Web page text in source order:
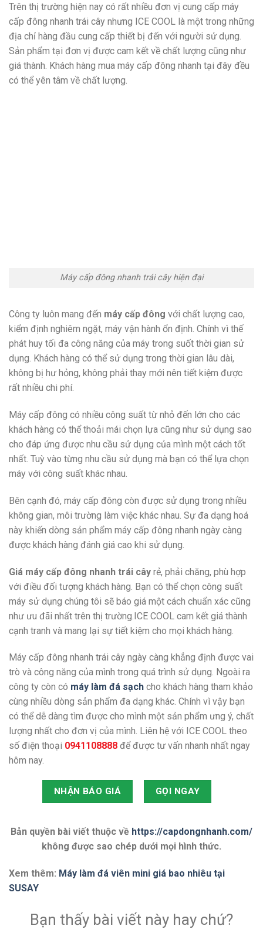
Trên thị trường hiện nay có rất nhiều đơn vị cung cấp máy
cấp đông nhanh trái cây nhưng ICE COOL là một trong những
địa chỉ hàng đầu cung cấp thiết bị đến với người sử dụng.
Sản phẩm tại đơn vị được cam kết về chất lượng cũng như
giá thành. Khách hàng mua máy cấp đông nhanh tại đây đều
có thể yên tâm về chất lượng.
Máy cấp đông nhanh trái cây hiện đại
Công ty luôn mang đến máy cấp đông với chất lượng cao,
kiểm định nghiêm ngặt, máy vận hành ổn định. Chính vì thế
phát huy tối đa công năng của máy trong suốt thời gian sử
dụng. Khách hàng có thể sử dụng trong thời gian lâu dài,
không bị hư hỏng, không phải thay mới nên tiết kiệm được
rất nhiều chi phí.
Máy cấp đông có nhiều công suất từ nhỏ đến lớn cho các
khách hàng có thể thoải mái chọn lựa cũng như sử dụng sao
cho đáp ứng được nhu cầu sử dụng của mình một cách tốt
nhất. Tuỳ vào từng nhu cầu sử dụng mà bạn có thể lựa chọn
máy với công suất khác nhau.
Bên cạnh đó, máy cấp đông còn được sử dụng trong nhiều
không gian, môi trường làm việc khác nhau. Sự đa dạng hoá
này khiến dòng sản phẩm máy cấp đông nhanh ngày càng
được khách hàng đánh giá cao khi sử dụng.
Giá máy cấp đông nhanh trái cây rẻ, phải chăng, phù hợp
với điều đối tượng khách hàng. Bạn có thể chọn công suất
máy sử dụng chúng tôi sẽ báo giá một cách chuẩn xác cũng
như ưu đãi nhất trên thị trường.ICE COOL cam kết giá thành
cạnh tranh và mang lại sự tiết kiệm cho mọi khách hàng.
Máy cấp đông nhanh trái cây ngày càng khẳng định được vai
trò và công năng của mình trong quá trình sử dụng. Ngoài ra
công ty còn có máy làm đá sạch cho khách hàng tham khảo
cùng nhiều dòng sản phẩm đa dạng khác. Chính vì vậy bạn
có thể dễ dàng tìm được cho mình một sản phẩm ưng ý, chất
lượng nhất cho đơn vị của mình. Liên hệ với ICE COOL theo
số điện thoại 0941108888 để được tư vấn nhanh nhất ngay
hôm nay.
NHẬN BÁO GIÁ GỌI NGAY
Bản quyền bài viết thuộc về https://capdongnhanh.com/
không được sao chép dưới mọi hình thức.
Xem thêm: Máy làm đá viên mini giá bao nhiêu tại
SUSAY
Bạn thấy bài viết này hay chứ?